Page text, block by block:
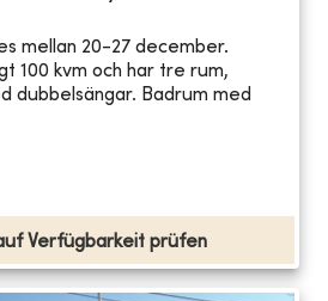
mellan 20-27 december.
100 kvm och har tre rum,
dubbelsängar. Badrum med
Verfügbarkeit prüfen